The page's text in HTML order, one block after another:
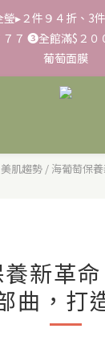
９贈▸彈力保濕面
３８８贈▸積雪
▸２件９４折、3
７ ➌全館滿$２０
葡萄面膜
不會要求客戶
7373聯繫我們
贈▸彈力保濕面膜
美肌趨勢 / 海葡萄保
新革
曲，打